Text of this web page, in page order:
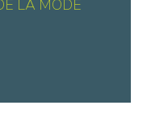
LA MODE